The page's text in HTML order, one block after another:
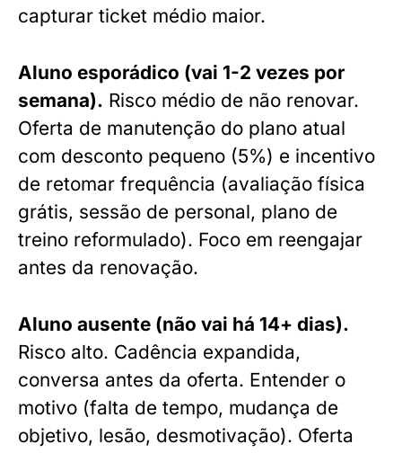
capturar ticket médio maior.
Aluno esporádico (vai 1-2 vezes por
semana). Risco médio de não renovar.
Oferta de manutenção do plano atual
com desconto pequeno (5%) e incentivo
de retomar frequência (avaliação física
grátis, sessão de personal, plano de
treino reformulado). Foco em reengajar
antes da renovação.
Aluno ausente (não vai há 14+ dias).
Risco alto. Cadência expandida,
conversa antes da oferta. Entender o
motivo (falta de tempo, mudança de
objetivo, lesão, desmotivação). Oferta